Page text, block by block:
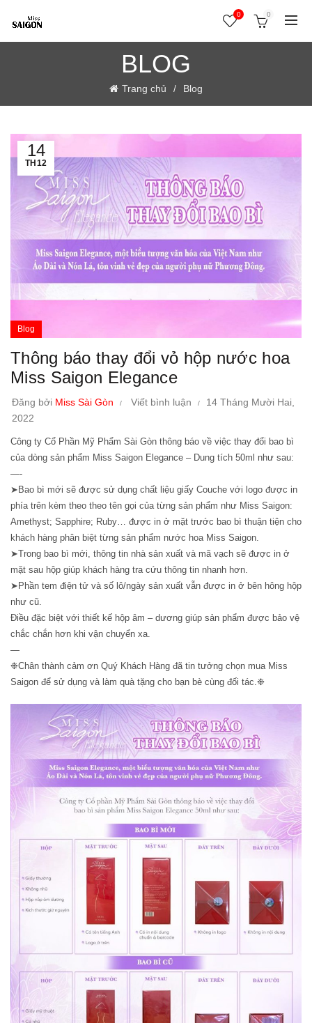
0 0
BLOG
Trang chủ Blog
14
TH12
Blog
Thông báo thay đổi vỏ hộp nước hoa
Miss Saigon Elegance
Đăng bởi Miss Sài Gòn Viết bình luận
14 Tháng Mười Hai,
2022
Công ty Cổ Phần Mỹ Phẩm Sài Gòn thông báo về việc thay đổi bao bì
của dòng sản phẩm Miss Saigon Elegance – Dung tích 50ml như sau:
—-
➤Bao bì mới sẽ được sử dụng chất liệu giấy Couche với logo được in
phía trên kèm theo theo tên gọi của từng sản phẩm như Miss Saigon:
Amethyst; Sapphire; Ruby… được in ở mặt trước bao bì thuận tiện cho
khách hàng phân biệt từng sản phẩm nước hoa Miss Saigon.
➤Trong bao bì mới, thông tin nhà sản xuất và mã vạch sẽ được in ở
mặt sau hộp giúp khách hàng tra cứu thông tin nhanh hơn.
➤Phần tem điện tử và số lô/ngày sản xuất vẫn được in ở bên hông hộp
như cũ.
Điều đặc biệt với thiết kế hộp âm – dương giúp sản phẩm được bảo vệ
chắc chắn hơn khi vận chuyển xa.
—
❉Chân thành cảm ơn Quý Khách Hàng đã tin tưởng chọn mua Miss
Saigon để sử dụng và làm quà tặng cho bạn bè cùng đối tác.❉